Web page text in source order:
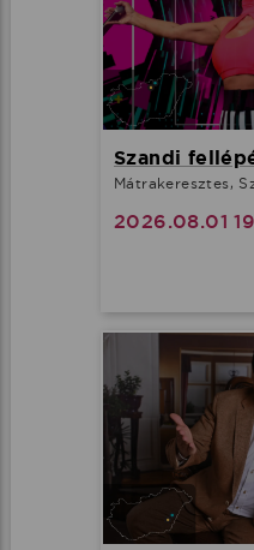
Szandi
Mátrakeresztes,
2026.08.01